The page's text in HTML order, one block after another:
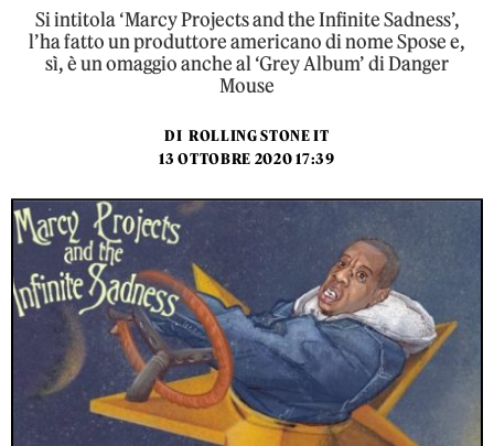
Si intitola ‘Marcy Projects and the Infinite Sadness’,
l’ha fatto un produttore americano di nome Spose e,
sì, è un omaggio anche al ‘Grey Album’ di Danger
Mouse
DI ROLLING STONE IT
13 OTTOBRE 2020 17:39